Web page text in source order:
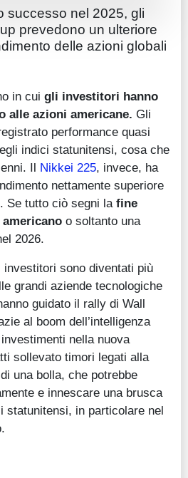
successo nel 2025, gli
prevedono un ulteriore
delle azioni globali
in cui gli investitori hanno
alle azioni americane. Gli
performance quasi
indici statunitensi, cosa che
Il Nikkei 225, invece, ha
nettamente superiore
. Se tutto ciò segni la fine
o soltanto una
2026.
investitori sono diventati più
grandi aziende tecnologiche
guidato il rally di Wall
al boom dell’intelligenza
nella nuova
sollevato timori legati alla
una bolla, che potrebbe
e innescare una brusca
statunitensi, in particolare nel